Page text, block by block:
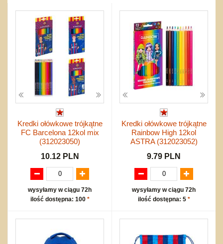
Okolicznościowe i świąteczne
Dźwiekowe
Bajkowe
Inne
Karuzelki
Maty do zabawy
Do rozkręcania
Bąki
Inne
Mebelki
Inne
do siatkówki
do koszykówki
Nowości
Wyprzedaż
Promocje
Zakupy hurtowe
Koszty przesyłki
Regulamin
Kontakt
Kredki ołówkowe trójkątne
FC Barcelona 12kol mix
(312023050)
10.12 PLN
wysyłamy w ciągu 72h
ilość dostępna: 100 *
Kredki ołówkowe trójkątne
Rainbow High 12kol
ASTRA (312023052)
9.79 PLN
wysyłamy w ciągu 72h
ilość dostępna: 5 *